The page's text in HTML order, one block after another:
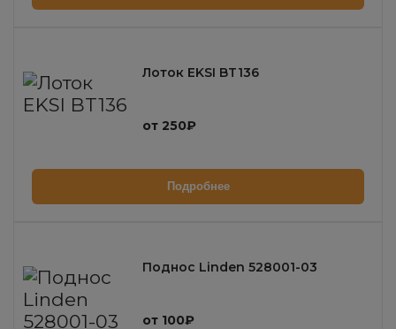
Лоток EKSI BT136
от 250₽
Подробнее
Поднос Linden 528001-03
от 100₽